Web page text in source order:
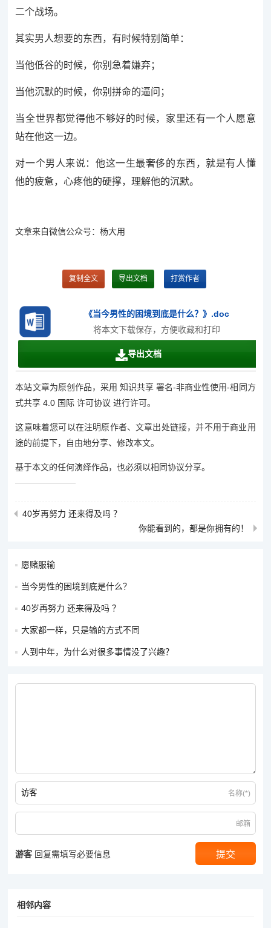
二个战场。
其实男人想要的东西，有时候特别简单：
当他低谷的时候，你别急着嫌弃；
当他沉默的时候，你别拼命的逼问；
当全世界都觉得他不够好的时候，家里还有一个人愿意
站在他这一边。
对一个男人来说：他这一生最奢侈的东西，就是有人懂
他的疲惫，心疼他的硬撑，理解他的沉默。
文章来自微信公众号：杨大用
复制全文 导出文档 打赏作者
《当今男性的困境到底是什么？》.doc
将本文下载保存，方便收藏和打印
导出文档
本站文章为原创作品，采用 知识共享 署名-非商业性使用-相同方
式共享 4.0 国际 许可协议 进行许可。
这意味着您可以在注明原作者、文章出处链接，并不用于商业用
途的前提下，自由地分享、修改本文。
基于本文的任何演绎作品，也必须以相同协议分享。
40岁再努力 还来得及吗 ？
你能看到的，都是你拥有的！
愿赌服输
当今男性的困境到底是什么？
40岁再努力 还来得及吗 ？
大家都一样，只是输的方式不同
人到中年，为什么对很多事情没了兴趣？
名称(*)
邮箱
游客 回复需填写必要信息
相邻内容